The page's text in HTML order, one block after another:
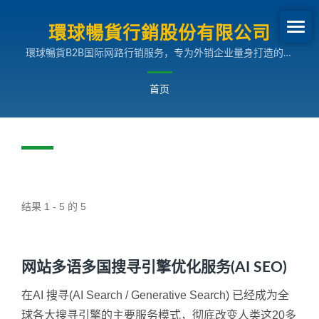
環球暢貨行銷股份有限公司
環球暢貨B2B国际网路行销服务，专为外销企业量身打造的多
首页
结果 1 - 5 的 5
网站多语多国搜寻引擎优化服务(AI SEO)
在AI 搜寻(AI Search / Generative Search) 已经成为全
球各大搜寻引擎的主要服务模式，彻底改变人类这20多